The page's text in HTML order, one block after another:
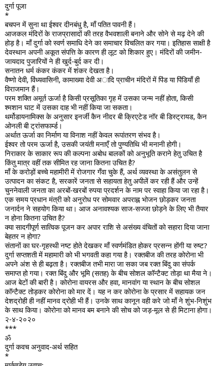
दुर्गा पूजा
*
बचपन में सुना था ईश्वर दीनबंधु है, माँ पतित पावनी हैं।
आजकल मंदिरों के राजप्रासादों की तरह वैभवशाली बनाने और सोने से मढ़ देने की
होड़ है। माँ दुर्गा को स्वर्ण समाधि देने का समाचार विचलित कर गया। इतिहास साक्षी है
देवस्थान अपनी अकूत संपत्ति के कारण ही लूट को शिकार हुए। मंदिरों की जमीन-
जायदाद पुजारियों ने ही खुर्द-बुर्द कर दी।
सनातन धर्म कंकर कंकर में शंकर देखता है।
वैष्णो देवी, विंध्यवासिनी, कामाख्या देवी अादि प्राचीन मंदिरों में पिंड या पिंडियाँ ही
विराजमान हैं।
परम शक्ति अमूर्त ऊर्जा है किसी प्रसूतिका गृह में उसका जन्म नहीं होता, किसी
श्मशान घाट में उसका दाह भी नहीं किया जा सकता।
थर्मोडायनामिक्स के अनुसार इनर्जी कैन नीदर बी क्रिएटेड नॉर बी डिस्ट्रायड, कैन
ओनली बी ट्रांसफार्म्ड।
अर्थात ऊर्जा का निर्माण या विनाश नहीं केवल रूपांतरण संभव है।
ईश्वर तो परम ऊर्जा है, उसकी जयंती मनाएँ तो पुण्यतिथि भी मनानी होगी।
निराकार के साकार रूप की कल्पना अबोध बालकों को अनुभूति कराने हेतु उचित है
किंतु मात्र वहीं तक सीमित रह जाना कितना उचित है?
माँ के करोड़ों बच्चे महामीरी में रोजगार गँवा चुके हैं, अर्थ व्यवस्था के असंतुलन से
उत्पादन का संकट है, सरकारें जनता से सहायता हेतु अपीलें कर रही हैं और उन्हें
चुननेवाली जनता का अरबों-खरबों रुपया प्रदर्शन के नाम पर स्वाहा किया जा रहा है।
एक समय प्रधान मंत्री को अनुरोध पर सोमवार अपराह्न भोजन छोड़कर जनता
जनार्दन ने सहयोग किया था। आज अनावश्यक साज-सज्जा छोड़ने के लिए भी तैयार
न होना कितना उचित है?
क्या सादगीपूर्ण सात्विक पूजन कर अपार राशि से असंख्य वंचितों को सहारा दिया जाना
बेहतर न होगा?
संतानों का घर-गृहस्थी नष्ट होते देखकर माँ स्वर्णमंडित होकर प्रसन्न होंगी या रुष्ट?
दुर्गा सप्तशती में महामारी को भी भगवती कहा गया है। रक्तबीज की तरह कोरोना भी
अपने अंश से ही बढ़ता है। रक्तबीज तभी मारा जा सका जब रक्त बिंदु का संपर्क
समाप्त हो गया। रक्त बिंदु और भूमि (सतह) के बीच सोशल कॉन्टैक्ट तोड़ा था मैया ने।
आज बेटों की बारी है। कोरोना वायरस और हवा, मानवांग या स्थान के बीच सोशल
कॉन्टैक्ट तोड़कर कोरोना को मार दें। यह न कर कोरोना के प्रसार में सहायक जन
देशद्रोही ही नहीं मानव द्रोही भी हैं। उनके साथ कानून वही करे जो माँ ने शुंभ-निशुंभ
के साथ किया। कोरोना को मानव बम बनाने की सोच को जड़-मूल से ही मिटाना होगा।
२-४-२०२०
***
ॐ
दुर्गा कवच अनुवाद-अर्थ सहित
*